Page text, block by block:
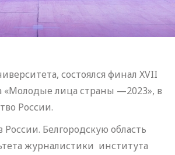
состоялся финал XVII
«Молодые лица страны —2023», в
России.
Белгородскую область
журналистики института